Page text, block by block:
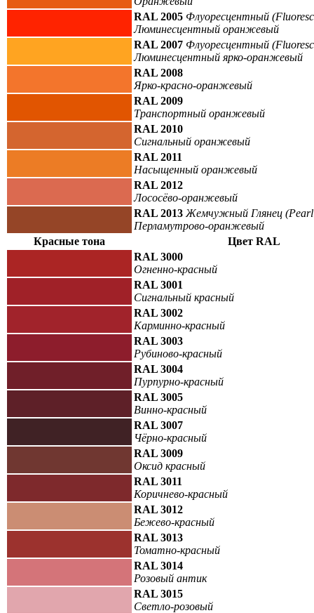
RAL 2005 Флуоресцентный
Люминесцентный оранжевый
RAL 2007 Флуоресцентный
Люминесцентный ярко-оранжевый
RAL 2008
Ярко-красно-оранжевый
RAL 2009
Транспортный оранжевый
RAL 2010
Сигнальный оранжевый
RAL 2011
Насыщенный оранжевый
RAL 2012
Лососёво-оранжевый
RAL 2013 Жемчужный Глянец (Pearl
Перламутрово-оранжевый
Красные тона
Цвет RAL
RAL 3000
Огненно-красный
RAL 3001
Сигнальный красный
RAL 3002
Карминно-красный
RAL 3003
Рубиново-красный
RAL 3004
Пурпурно-красный
RAL 3005
Винно-красный
RAL 3007
Чёрно-красный
RAL 3009
Оксид красный
RAL 3011
Коричнево-красный
RAL 3012
Бежево-красный
RAL 3013
Томатно-красный
RAL 3014
Розовый антик
RAL 3015
Светло-розовый